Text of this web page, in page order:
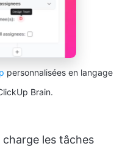
personnalisées en langage
Brain.
les tâches